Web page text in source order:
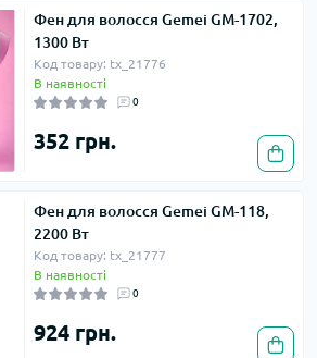
Фен для волосся Gemei GM-1702,
1300 Вт
Код товару: tx_21776
В наявності
0
352 грн.
Фен для волосся Gemei GM-118,
2200 Вт
Код товару: tx_21777
В наявності
0
924 грн.